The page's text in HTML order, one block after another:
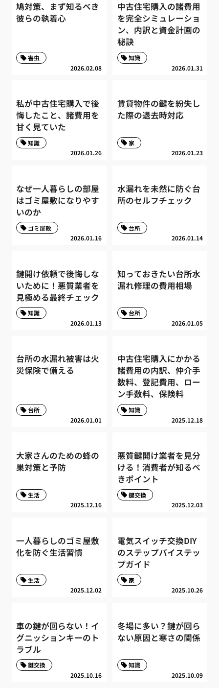
鳩対策、まず知るべき
彼らの執着心
2026.02.08
害虫
中古住宅購入の諸費用
を完全シミュレーショ
ン、内訳と資金計画の
秘訣
2026.01.31
知識
私が中古住宅購入で後
悔したこと、諸費用を
甘く見ていた
2026.01.26
知識
賃貸物件の鍵を紛失し
た際の退去時対応
2026.01.23
家
なぜ一人暮らしの部屋
はゴミ屋敷になりやす
いのか
2026.01.16
ゴミ屋敷
水漏れを未然に防ぐ台
所のセルフチェック
2026.01.14
台所
鍵開け依頼で後悔しな
いために！悪質業者を
見極める最終チェック
2026.01.13
知識
知っておきたい台所水
漏れ修理の費用相場
2026.01.05
台所
台所の水漏れ被害は火
災保険で備える
2026.01.01
台所
中古住宅購入にかかる
諸費用の内訳、仲介手
数料、登記費用、ロー
ン手数料、保険料
2025.12.18
知識
大家さんのための蜂の
巣対策と予防
2025.12.16
生活
悪質鍵開け業者を見分
ける！消費者が知るべ
きポイント
2025.12.03
鍵交換
一人暮らしのゴミ屋敷
化を防ぐ生活習慣
2025.12.02
生活
電気スイッチ交換DIY
のステップバイステッ
プガイド
2025.10.26
家
車の鍵が回らない！イ
グニッションキーのト
ラブル
2025.10.16
鍵交換
冬場に多い？鍵が回ら
ない原因と寒さの関係
2025.10.09
知識